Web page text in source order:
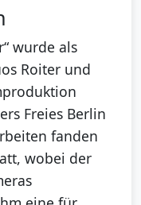
wurde als
Roiter und
Freies Berlin
fanden
wobei der